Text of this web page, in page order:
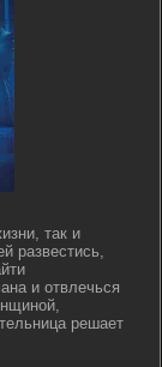
так и
развестись,
и отвлечься
решает